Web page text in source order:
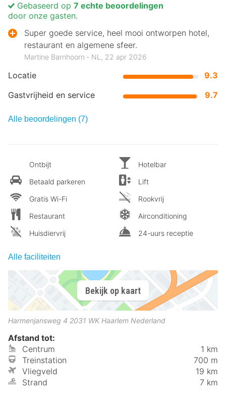
Locatie
9.3
Gastvrijheid en service
9.7
Gebaseerd op 7 echte beoordelingen
door onze gasten.
Super goede service, heel mooi ontworpen hotel,
restaurant en algemene sfeer.
Martine Barnhoorn ‐ NL, 22 apr 2026
Alle beoordelingen (7)
Ontbijt
Betaald parkeren
Gratis Wi-Fi
Restaurant
Huisdiervrij
Hotelbar
Lift
Rookvrij
Airconditioning
24-uurs receptie
Alle faciliteiten
Bekijk op kaart
Harmenjansweg 4 2031 WK Haarlem Nederland
Afstand tot:
Centrum
1 km
Treinstation
700 m
Vliegveld
19 km
Strand
7 km